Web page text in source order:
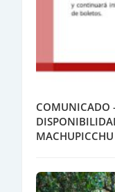
COMUNICADO
MACHUPICCHU